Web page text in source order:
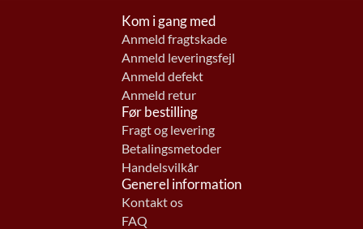
Kom i gang med
Anmeld fragtskade
Anmeld leveringsfejl
Anmeld defekt
Anmeld retur
Før bestilling
Fragt og levering
Betalingsmetoder
Handelsvilkår
Generel information
Kontakt os
FAQ